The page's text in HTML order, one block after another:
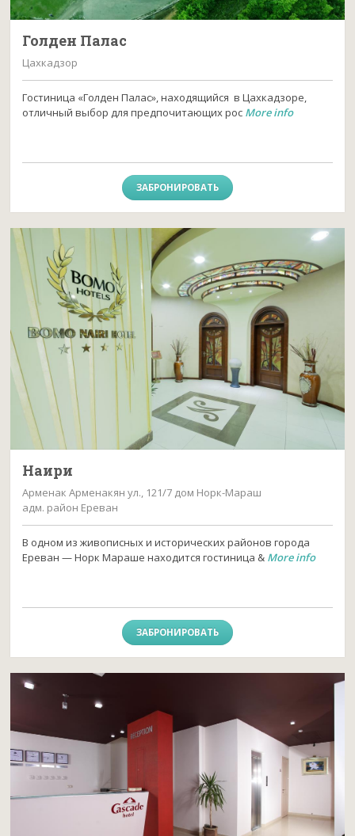
Голден Палас
Цахкадзор
Гостиница «Голден Палас», находящийся в Цахкадзоре,
отличный выбор для предпочитающих рос More info
ЗАБРОНИРОВАТЬ
Наири
Арменак Арменакян ул., 121/7 дом Норк-Мараш
адм. район Ереван
В одном из живописных и исторических районов города
Ереван — Норк Мараше находится гостиница & More info
ЗАБРОНИРОВАТЬ